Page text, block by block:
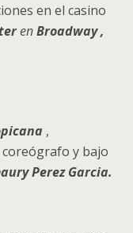
en el casino
enBroadway ,
,
y bajo
Perez Garcia.